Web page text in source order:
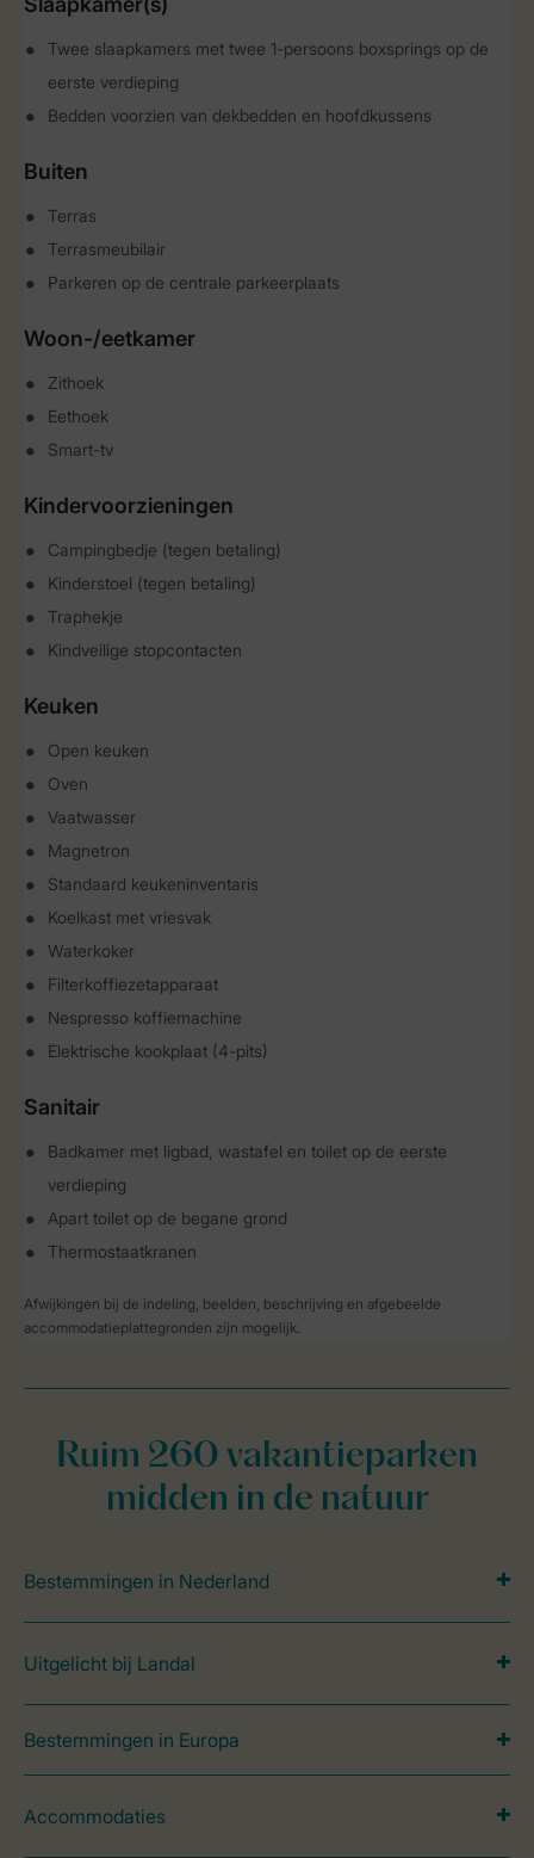
Twee slaapkamers met twee 1-persoons boxsprings op de
eerste verdieping
Bedden voorzien van dekbedden en hoofdkussens
Buiten
Terras
Terrasmeubilair
Parkeren op de centrale parkeerplaats
Woon-/eetkamer
Zithoek
Eethoek
Smart-tv
Kindervoorzieningen
Campingbedje (tegen betaling)
Kinderstoel (tegen betaling)
Traphekje
Kindveilige stopcontacten
Keuken
Open keuken
Oven
Vaatwasser
Magnetron
Standaard keukeninventaris
Koelkast met vriesvak
Waterkoker
Filterkoffiezetapparaat
Nespresso koffiemachine
Elektrische kookplaat (4-pits)
Sanitair
Badkamer met ligbad, wastafel en toilet op de eerste
verdieping
Apart toilet op de begane grond
Thermostaatkranen
Afwijkingen bij de indeling, beelden, beschrijving en afgebeelde
accommodatieplattegronden zijn mogelijk.
Ruim 260 vakantieparken
midden in de natuur
Bestemmingen in Nederland
Uitgelicht bij Landal
Bestemmingen in Europa
Accommodaties